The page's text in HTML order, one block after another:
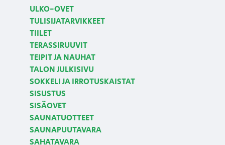
ULKO-OVET
TULISIJATARVIKKEET
TIILET
TERASSIRUUVIT
TEIPIT JA NAUHAT
TALON JULKISIVU
SOKKELI JA IRROTUSKAISTAT
SISUSTUS
SISÄOVET
SAUNATUOTTEET
SAUNAPUUTAVARA
SAHATAVARA